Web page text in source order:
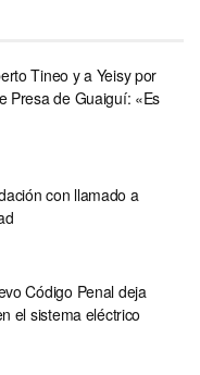
Tineo y a Yeisy por
Presa de Guaiguí: «Es
con llamado a
Código Penal deja
el sistema eléctrico